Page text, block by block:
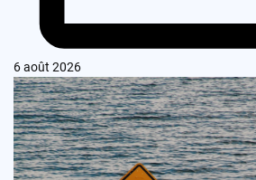
6 août 2026